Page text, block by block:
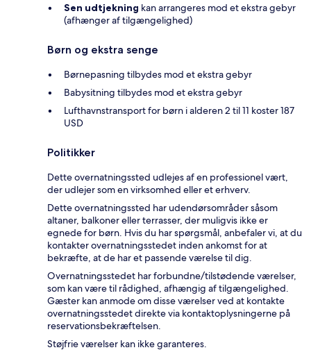
Sen udtjekning kan arrangeres mod et ekstra gebyr
(afhænger af tilgængelighed)
Børn og ekstra senge
Børnepasning tilbydes mod et ekstra gebyr
Babysitning tilbydes mod et ekstra gebyr
Lufthavnstransport for børn i alderen 2 til 11 koster 187
USD
Politikker
Dette overnatningssted udlejes af en professionel vært,
der udlejer som en virksomhed eller et erhverv.
Dette overnatningssted har udendørsområder såsom
altaner, balkoner eller terrasser, der muligvis ikke er
egnede for børn. Hvis du har spørgsmål, anbefaler vi, at du
kontakter overnatningsstedet inden ankomst for at
bekræfte, at de har et passende værelse til dig.
Overnatningsstedet har forbundne/tilstødende værelser,
som kan være til rådighed, afhængig af tilgængelighed.
Gæster kan anmode om disse værelser ved at kontakte
overnatningsstedet direkte via kontaktoplysningerne på
reservationsbekræftelsen.
Støjfrie værelser kan ikke garanteres.